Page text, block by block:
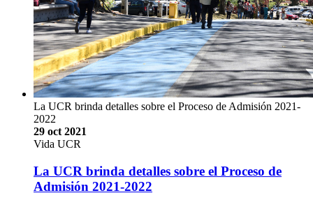
La UCR brinda detalles sobre el Proceso de Admisión 2021-
2022
29 oct 2021
Vida UCR
La UCR brinda detalles sobre el Proceso de
Admisión 2021-2022